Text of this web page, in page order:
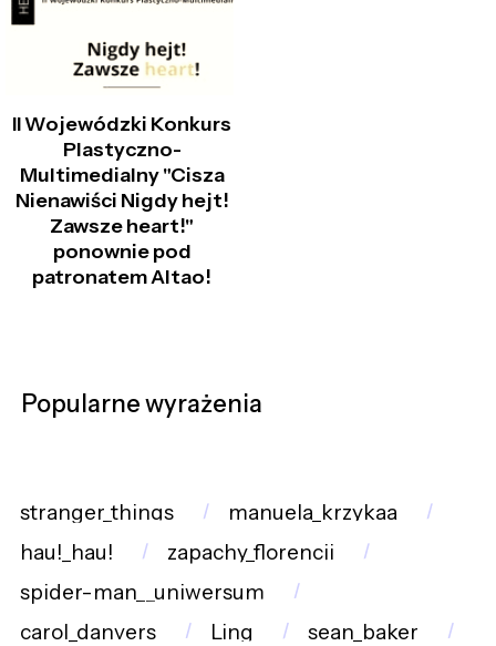
II Wojewódzki Konkurs
Plastyczno-
Multimedialny "Cisza
Nienawiści Nigdy hejt!
Zawsze heart!"
ponownie pod
patronatem Altao!
Popularne wyrażenia
stranger_things
manuela_krzykaa
hau!_hau!
zapachy_florencji
spider-man__uniwersum
carol_danvers
Ling
sean_baker